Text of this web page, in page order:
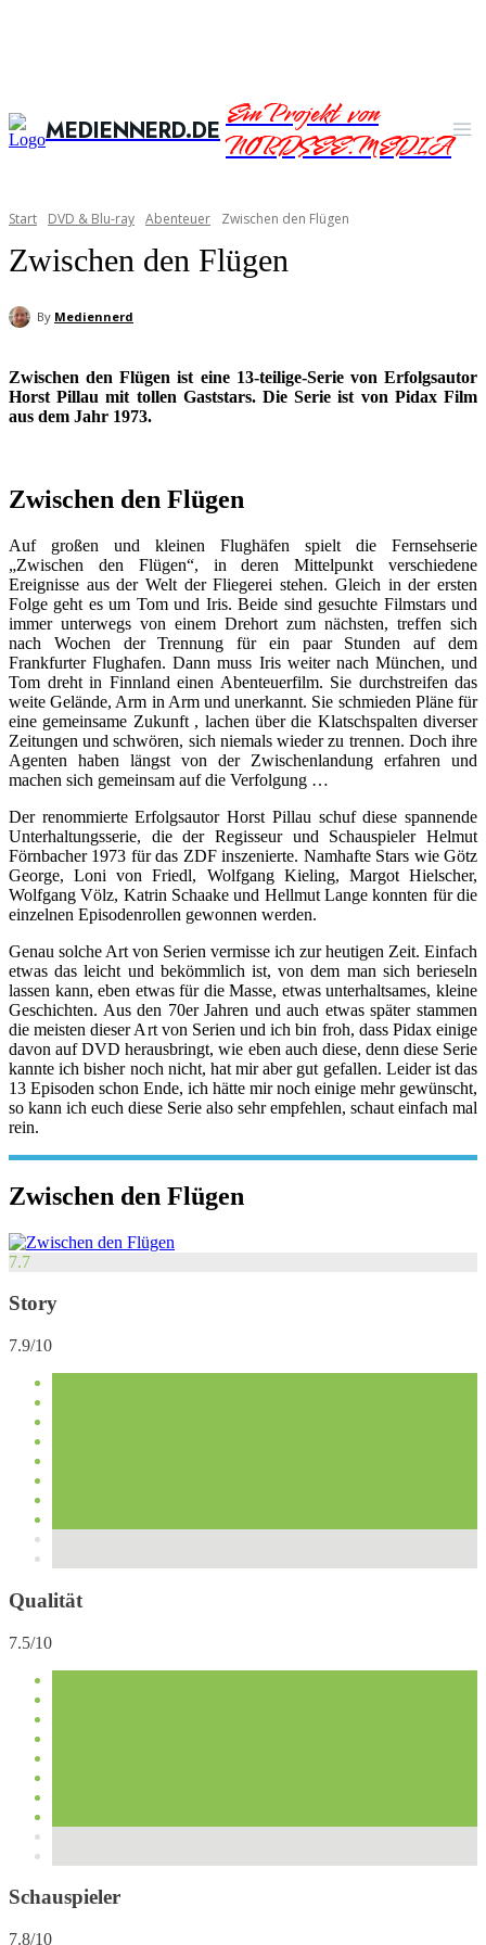
MEDIENNERD.DEEin Projekt von
NORDSEE.MEDIA
Start DVD & Blu-ray Abenteuer Zwischen den Flügen
Zwischen den Flügen
By Mediennerd
Zwischen den Flügen ist eine 13-teilige-Serie von Erfolgsautor
Horst Pillau mit tollen Gaststars. Die Serie ist von Pidax Film
aus dem Jahr 1973.
Zwischen den Flügen
Auf großen und kleinen Flughäfen spielt die Fernsehserie
„Zwischen den Flügen“, in deren Mittelpunkt verschiedene
Ereignisse aus der Welt der Fliegerei stehen. Gleich in der ersten
Folge geht es um Tom und Iris. Beide sind gesuchte Filmstars und
immer unterwegs von einem Drehort zum nächsten, treffen sich
nach Wochen der Trennung für ein paar Stunden auf dem
Frankfurter Flughafen. Dann muss Iris weiter nach München, und
Tom dreht in Finnland einen Abenteuerfilm. Sie durchstreifen das
weite Gelände, Arm in Arm und unerkannt. Sie schmieden Pläne für
eine gemeinsame Zukunft , lachen über die Klatschspalten diverser
Zeitungen und schwören, sich niemals wieder zu trennen. Doch ihre
Agenten haben längst von der Zwischenlandung erfahren und
machen sich gemeinsam auf die Verfolgung …
Der renommierte Erfolgsautor Horst Pillau schuf diese spannende
Unterhaltungsserie, die der Regisseur und Schauspieler Helmut
Förnbacher 1973 für das ZDF inszenierte. Namhafte Stars wie Götz
George, Loni von Friedl, Wolfgang Kieling, Margot Hielscher,
Wolfgang Völz, Katrin Schaake und Hellmut Lange konnten für die
einzelnen Episodenrollen gewonnen werden.
Genau solche Art von Serien vermisse ich zur heutigen Zeit. Einfach
etwas das leicht und bekömmlich ist, von dem man sich berieseln
lassen kann, eben etwas für die Masse, etwas unterhaltsames, kleine
Geschichten. Aus den 70er Jahren und auch etwas später stammen
die meisten dieser Art von Serien und ich bin froh, dass Pidax einige
davon auf DVD herausbringt, wie eben auch diese, denn diese Serie
kannte ich bisher noch nicht, hat mir aber gut gefallen. Leider ist das
13 Episoden schon Ende, ich hätte mir noch einige mehr gewünscht,
so kann ich euch diese Serie also sehr empfehlen, schaut einfach mal
rein.
Zwischen den Flügen
7.7
Story
7.9/10
Qualität
7.5/10
Schauspieler
7.8/10